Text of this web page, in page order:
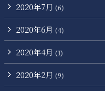
2020年7月 (6)
2020年6月 (4)
2020年4月 (1)
2020年2月 (9)